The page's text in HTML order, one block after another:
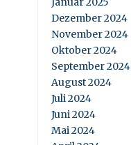
Dezember 2024
November 2024
Oktober 2024
September 2024
August 2024
Juli 2024
Juni 2024
Mai 2024